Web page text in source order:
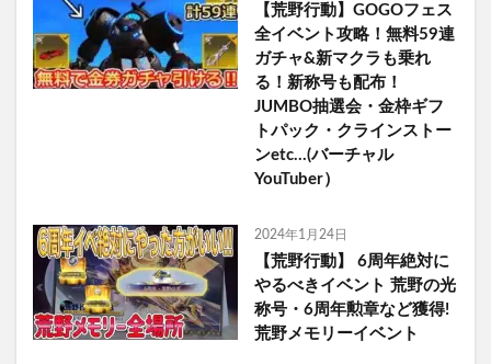
【荒野行動】GOGOフェス
全イベント攻略！無料59連
ガチャ&新マクラも乗れ
る！新称号も配布！
JUMBO抽選会・金枠ギフ
トパック・クラインストー
ンetc…(バーチャル
YouTuber）
2024年1月24日
【荒野行動】 6周年絶対に
やるべきイベント 荒野の光
称号・6周年勲章など獲得!
荒野メモリーイベント